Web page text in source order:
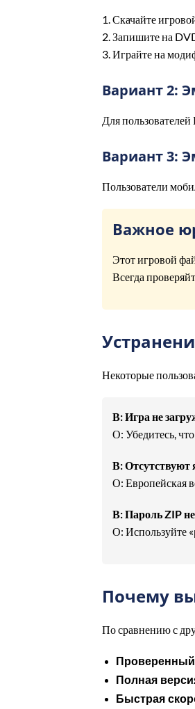
1. Скачайте
2. Запишите на
3. Играйте на
Вариант 2:
Для
Вариант 3:
Пользователи
Важное
Этот игровой
Всегда
Некоторые
В: Игра не
О: Убедитесь,
В:
О: Европейская
В: Пароль ZIP
О: Используйте
Почему
По сравнению с
Полная
Быстрая